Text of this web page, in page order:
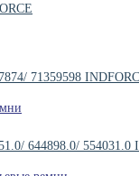
71359598
644898.0/ 554031.0